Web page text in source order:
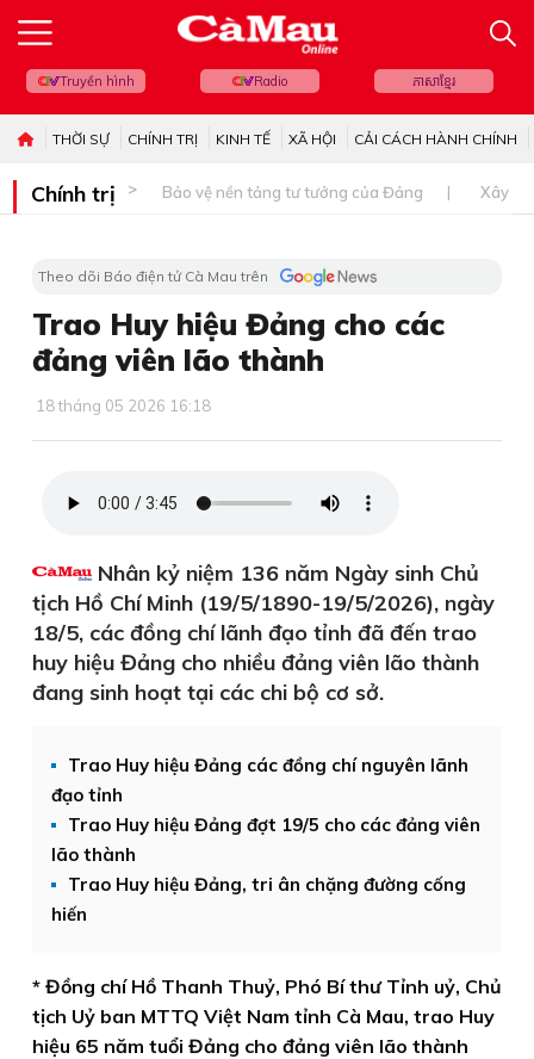
Truyền hình Radio ភាសាខ្មែរ
THỜI SỰ CHÍNH TRỊ KINH TẾ XÃ HỘI CẢI CÁCH HÀNH CHÍNH
Chính trị Bảo vệ nền tảng tư tưởng của Đảng Xây
Theo dõi Báo điện tử Cà Mau trên
Trao Huy hiệu Đảng cho các
đảng viên lão thành
18 tháng 05 2026 16:18
Nhân kỷ niệm 136 năm Ngày sinh Chủ
tịch Hồ Chí Minh (19/5/1890-19/5/2026), ngày
18/5, các đồng chí lãnh đạo tỉnh đã đến trao
huy hiệu Đảng cho nhiều đảng viên lão thành
đang sinh hoạt tại các chi bộ cơ sở.
Trao Huy hiệu Đảng các đồng chí nguyên lãnh
đạo tỉnh
Trao Huy hiệu Đảng đợt 19/5 cho các đảng viên
lão thành
Trao Huy hiệu Đảng, tri ân chặng đường cống
hiến
* Đồng chí Hồ Thanh Thuỷ, Phó Bí thư Tỉnh uỷ, Chủ
tịch Uỷ ban MTTQ Việt Nam tỉnh Cà Mau, trao Huy
hiệu 65 năm tuổi Đảng cho đảng viên lão thành